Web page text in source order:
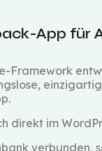
App für
Framework
direkt im
verbunden,